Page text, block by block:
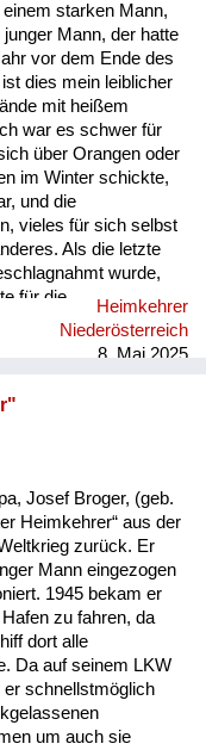
starken Mann,
Mann, der hatte
vor dem Ende des
dies mein leiblicher
mit heißem
war es schwer für
über Orangen oder
im Winter schickte,
und die
vieles für sich selbst
Als die letzte
wurde,
für die
mir einige
erinnere, weil das
Heimkehrer
Niederösterreich
8. Mai 2025
Josef Broger, (geb.
Heimkehrer“ aus der
zurück. Er
Mann eingezogen
1945 bekam er
zu fahren, da
dort alle
Da auf seinem LKW
er schnellstmöglich
um auch sie